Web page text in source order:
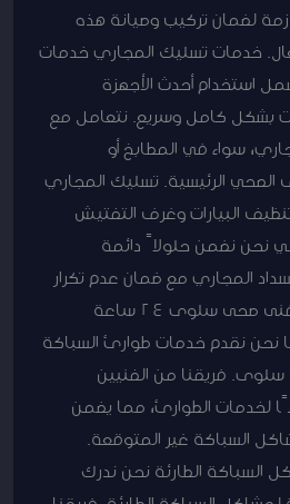
لضمان تركيب وصيانة هذه
خدمات تسليك المجاري خدمات
استخدام أحدث الأجهزة
بشكل كامل وسريع. نتعامل مع
سواء في المطابخ أو
الصحي الرئيسية. تسليك المجاري
البيارات وغرف التفتيش
نحن نضمن حلولاً دائمة
المجاري مع ضمان عدم تكرار
المشكلة لفترة طويلة. فنى صحى سلوى 24 ساعة
نحن نقدم خدمات طوارئ السباكة
في سلوى. فريقنا من الفنيين
لخدمات الطوارئ، مما يضمن
السباكة غير المتوقعة.
السباكة الطارئة نحن ندرك